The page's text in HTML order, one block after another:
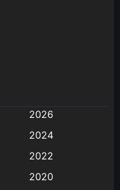
2026
2024
2022
2020